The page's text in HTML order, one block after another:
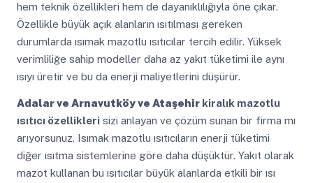
hem teknik özellikleri hem de dayanıklılığıyla öne çıkar.
Özellikle büyük açık alanların ısıtılması gereken
durumlarda ısımak mazotlu ısıtıcılar tercih edilir. Yüksek
verimliliğe sahip modeller daha az yakıt tüketimi ile aynı
ısıyı üretir ve bu da enerji maliyetlerini düşürür.
Adalar ve Arnavutköy ve Ataşehirkiralık mazotlu
ısıtıcı özelliklerisizi anlayan ve çözüm sunan bir firma mı
arıyorsunuz. Isımak mazotlu ısıtıcıların enerji tüketimi
diğer ısıtma sistemlerine göre daha düşüktür. Yakıt olarak
mazot kullanan bu ısıtıcılar büyük alanlarda etkili bir ısı